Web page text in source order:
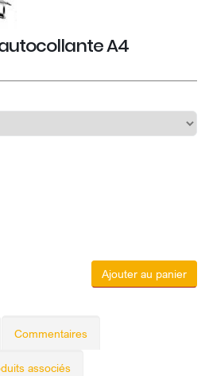
A4
Ajouter au panier
Commentaires
associés